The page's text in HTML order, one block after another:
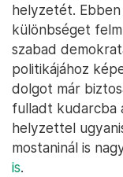
helyzetét.
különbséget
szabad
politikájához
dolgot már
fulladt kudarcba
helyzettel
mostaninál is
is.